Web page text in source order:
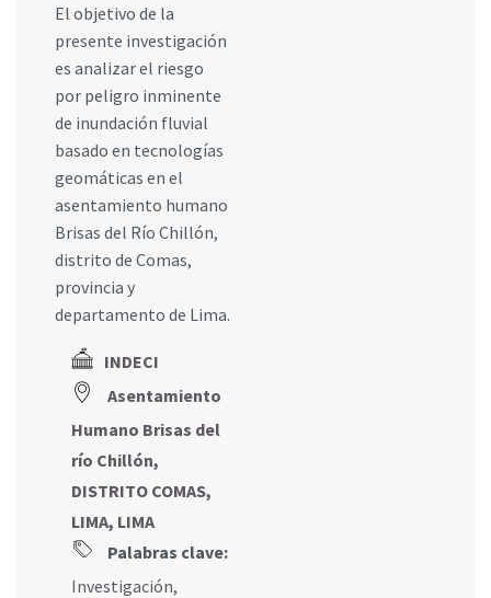
El objetivo de la
presente investigación
es analizar el riesgo
por peligro inminente
de inundación fluvial
basado en tecnologías
geomáticas en el
asentamiento humano
Brisas del Río Chillón,
distrito de Comas,
provincia y
departamento de Lima.
INDECI
Asentamiento
Humano Brisas del
río Chillón,
DISTRITO COMAS,
LIMA, LIMA
Palabras clave:
Investigación,